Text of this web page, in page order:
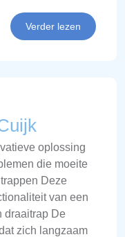
Verder lezen
oplossing
die moeite
Deze
van een
draaitrap De
zich langzaam